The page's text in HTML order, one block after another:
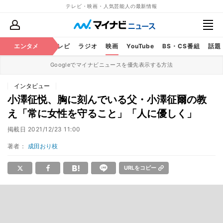
テレビ・映画・人気芸能人の最新情報
エンタメ
芸能 テレビ ラジオ 映画 YouTube BS・CS番組 話題
Googleでマイナビニュースを優先表示する方法
インタビュー
小澤征悦、胸に刻んでいる父・小澤征爾の教
え「常に女性を守ること」「人に優しく」
掲載日 2021/12/23 11:00
著者： 成田おり枝
URLをコピー